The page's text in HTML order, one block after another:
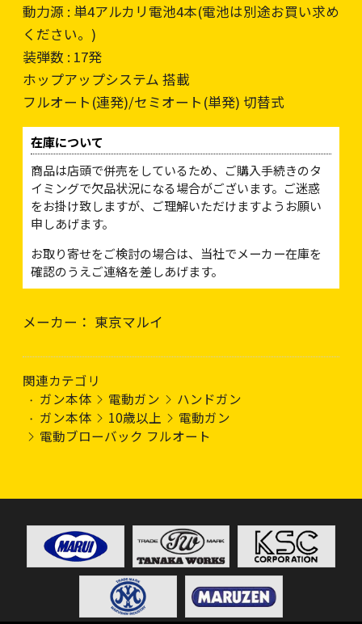
動力源 : 単4アルカリ電池4本(電池は別途お買い求め
ください。)
装弾数 : 17発
ホップアップシステム 搭載
フルオート(連発)/セミオート(単発) 切替式
在庫について
商品は店頭で併売をしているため、ご購入手続きのタ
イミングで欠品状況になる場合がございます。ご迷惑
をお掛け致しますが、ご理解いただけますようお願い
申しあげます。
お取り寄せをご検討の場合は、当社でメーカー在庫を
確認のうえご連絡を差しあげます。
メーカー： 東京マルイ
関連カテゴリ
ガン本体
電動ガン
ハンドガン
ガン本体
10歳以上
電動ガン
電動ブローバック フルオート